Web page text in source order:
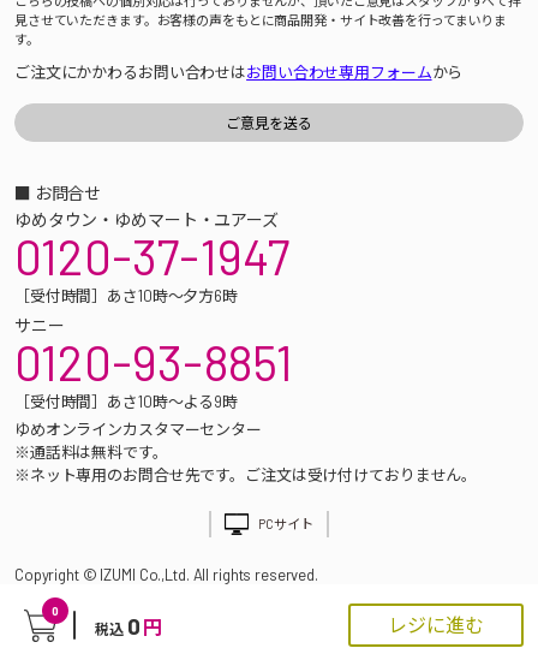
0
税込 0 円 レジに進む
見させていただきます。お客様の声をもとに商品開発・サイト改善を行ってまいりま
す。
ご注文にかかわるお問い合わせはお問い合わせ専用フォームから
■ お問合せ
ゆめタウン・ゆめマート・ユアーズ
0120-37-1947
［受付時間］あさ10時～夕方6時
サニー
0120-93-8851
［受付時間］あさ10時～よる9時
ゆめオンラインカスタマーセンター
※通話料は無料です。
※ネット専用のお問合せ先です。ご注文は受け付けておりません。
PCサイト
Copyright © IZUMI Co.,Ltd. All rights reserved.